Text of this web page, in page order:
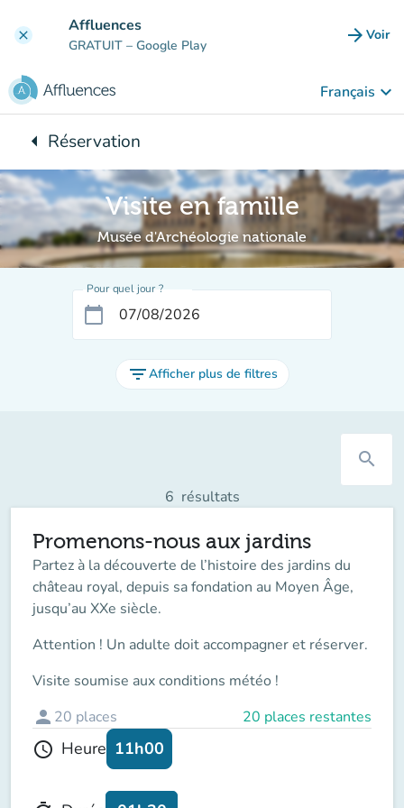
clear Affluences
GRATUIT – Google Play arrow_forward Voir
Français keyboard_arrow_down
arrow_leftRetour à :
Réservation
Visite en famille
Musée d'Archéologie nationale
Pour quel jour ?
calendar_today
filter_listAfficher plus de filtres
search
6 résultats
Promenons-nous aux jardins
Partez à la découverte de l’histoire des jardins du
château royal, depuis sa fondation au Moyen Âge,
jusqu’au XXe siècle.
Attention ! Un adulte doit accompagneret réserver.
Visite soumise aux conditions météo !
person 20 places 20 places restantes
schedule Heure 11h00